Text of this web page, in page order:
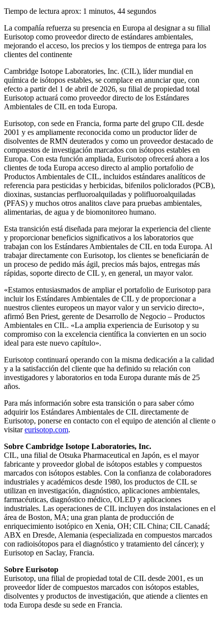
Tiempo de lectura aprox: 1 minutos, 44 segundos
La compañía refuerza su presencia en Europa al designar a su filial
Eurisotop como proveedor directo de estándares ambientales,
mejorando el acceso, los precios y los tiempos de entrega para los
clientes del continente
Cambridge Isotope Laboratories, Inc. (CIL), líder mundial en
química de isótopos estables, se complace en anunciar que, con
efecto a partir del 1 de abril de 2026, su filial de propiedad total
Eurisotop actuará como proveedor directo de los Estándares
Ambientales de CIL en toda Europa.
Eurisotop, con sede en Francia, forma parte del grupo CIL desde
2001 y es ampliamente reconocida como un productor líder de
disolventes de RMN deuterados y como un proveedor destacado de
compuestos de investigación marcados con isótopos estables en
Europa. Con esta función ampliada, Eurisotop ofrecerá ahora a los
clientes de toda Europa acceso directo al amplio portafolio de
Productos Ambientales de CIL, incluidos estándares analíticos de
referencia para pesticidas y herbicidas, bifenilos policlorados (PCB),
dioxinas, sustancias perfluoroalquiladas y polifluoroalquiladas
(PFAS) y muchos otros analitos clave para pruebas ambientales,
alimentarias, de agua y de biomonitoreo humano.
Esta transición está diseñada para mejorar la experiencia del cliente
y proporcionar beneficios significativos a los laboratorios que
trabajan con los Estándares Ambientales de CIL en toda Europa. Al
trabajar directamente con Eurisotop, los clientes se beneficiarán de
un proceso de pedido más ágil, precios más bajos, entregas más
rápidas, soporte directo de CIL y, en general, un mayor valor.
«Estamos entusiasmados de ampliar el portafolio de Eurisotop para
incluir los Estándares Ambientales de CIL y de proporcionar a
nuestros clientes europeos un mayor valor y un servicio directo»,
afirmó Ben Priest, gerente de Desarrollo de Negocio – Productos
Ambientales en CIL. «La amplia experiencia de Eurisotop y su
compromiso con la excelencia científica la convierten en un socio
ideal para este nuevo capítulo».
Eurisotop continuará operando con la misma dedicación a la calidad
y a la satisfacción del cliente que ha definido su relación con
investigadores y laboratorios en toda Europa durante más de 25
años.
Para más información sobre esta transición o para saber cómo
adquirir los Estándares Ambientales de CIL directamente de
Eurisotop, ponerse en contacto con el equipo de atención al cliente o
visitareurisotop.com.
Sobre Cambridge Isotope Laboratories, Inc.
CIL, una filial de Otsuka Pharmaceutical en Japón, es el mayor
fabricante y proveedor global de isótopos estables y compuestos
marcados con isótopos estables. Con la confianza de colaboradores
industriales y académicos desde 1980, los productos de CIL se
utilizan en investigación, diagnóstico, aplicaciones ambientales,
farmacéuticas, diagnóstico médico, OLED y aplicaciones
industriales. Las operaciones de CIL incluyen dos instalaciones en el
área de Boston, MA; una gran planta de producción de
enriquecimiento isotópico en Xenia, OH; CIL China; CIL Canadá;
ABX en Dresde, Alemania (especializada en compuestos marcados
con radioisótopos para el diagnóstico y tratamiento del cáncer); y
Eurisotop en Saclay, Francia.
Sobre Eurisotop
Eurisotop, una filial de propiedad total de CIL desde 2001, es un
proveedor líder de compuestos marcados con isótopos estables,
disolventes y productos de investigación, que atiende a clientes en
toda Europa desde su sede en Francia.